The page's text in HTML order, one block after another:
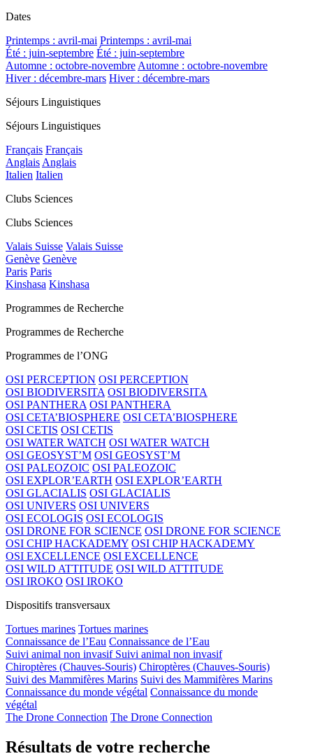
Dates
Printemps : avril-mai Printemps : avril-mai
Été : juin-septembre Été : juin-septembre
Automne : octobre-novembreAutomne : octobre-novembre
Hiver : décembre-mars Hiver : décembre-mars
Séjours Linguistiques
Séjours Linguistiques
Français Français
AnglaisAnglais
Italien Italien
Clubs Sciences
Clubs Sciences
Valais Suisse Valais Suisse
Genève Genève
Paris Paris
Kinshasa Kinshasa
Programmes de Recherche
Programmes de Recherche
Programmes de l’ONG
OSI PERCEPTION OSI PERCEPTION
OSI BIODIVERSITA OSI BIODIVERSITA
OSI PANTHERA OSI PANTHERA
OSI CETA’BIOSPHERE OSI CETA’BIOSPHERE
OSI CETIS OSI CETIS
OSI WATER WATCH OSI WATER WATCH
OSI GEOSYST’M OSI GEOSYST’M
OSI PALEOZOIC OSI PALEOZOIC
OSI EXPLOR’EARTH OSI EXPLOR’EARTH
OSI GLACIALIS OSI GLACIALIS
OSI UNIVERS OSI UNIVERS
OSI ECOLOGIS OSI ECOLOGIS
OSI DRONE FOR SCIENCE OSI DRONE FOR SCIENCE
OSI CHIP HACKADEMY OSI CHIP HACKADEMY
OSI EXCELLENCE OSI EXCELLENCE
OSI WILD ATTITUDE OSI WILD ATTITUDE
OSI IROKO OSI IROKO
Dispositifs transversaux
Tortues marines Tortues marines
Connaissance de l’Eau Connaissance de l’Eau
Suivi animal non invasif Suivi animal non invasif
Chiroptères (Chauves-Souris) Chiroptères (Chauves-Souris)
Suivi des Mammifères Marins Suivi des Mammifères Marins
Connaissance du monde végétal Connaissance du monde
végétal
The Drone Connection The Drone Connection
Résultats de votre recherche